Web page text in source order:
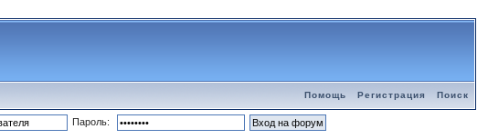
Помощь Регистрация Поиск
Пароль: